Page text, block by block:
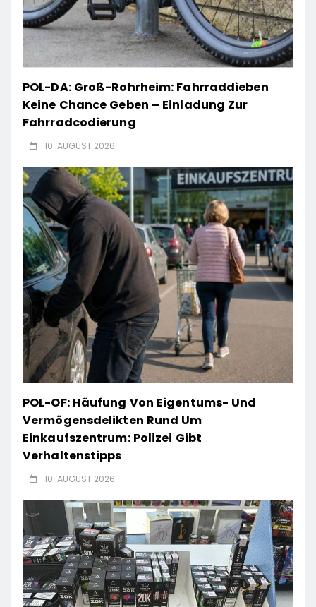
POL-DA: Groß-Rohrheim: Fahrraddieben
Keine Chance Geben – Einladung Zur
Fahrradcodierung
10. AUGUST 2026
POL-OF: Häufung Von Eigentums- Und
Vermögensdelikten Rund Um
Einkaufszentrum: Polizei Gibt
Verhaltenstipps
10. AUGUST 2026